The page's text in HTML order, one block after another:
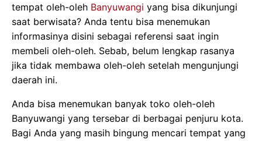
tempat oleh-oleh Banyuwangi yang bisa dikunjungi
saat berwisata? Anda tentu bisa menemukan
informasinya disini sebagai referensi saat ingin
membeli oleh-oleh. Sebab, belum lengkap rasanya
jika tidak membawa oleh-oleh setelah mengunjungi
daerah ini.
Anda bisa menemukan banyak toko oleh-oleh
Banyuwangi yang tersebar di berbagai penjuru kota.
Bagi Anda yang masih bingung mencari tempat yang